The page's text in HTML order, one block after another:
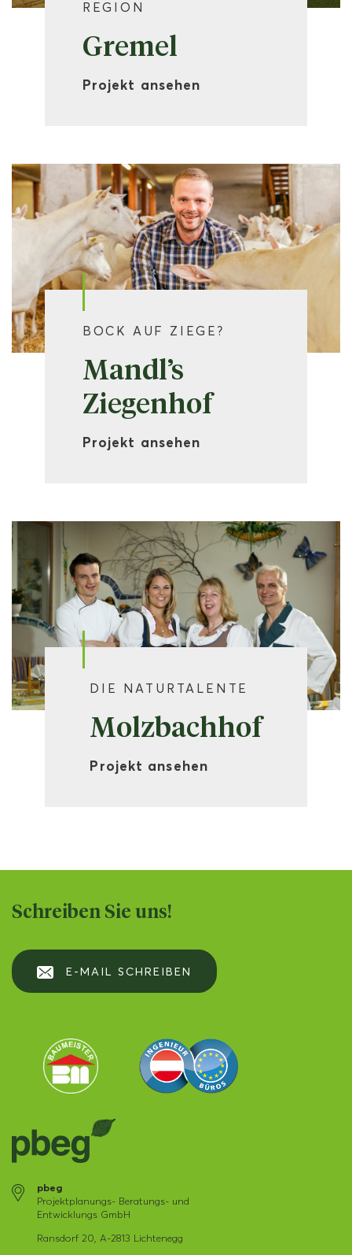
REGION
Gremel
Projekt ansehen
BOCK AUF ZIEGE?
Mandl’s
Ziegenhof
Projekt ansehen
DIE NATURTALENTE
Molzbachhof
Projekt ansehen
Schreiben Sie uns!
E-MAIL SCHREIBEN
pbeg
Projektplanungs- Beratungs- und
Entwicklungs GmbH
Ransdorf 20, A-2813 Lichtenegg